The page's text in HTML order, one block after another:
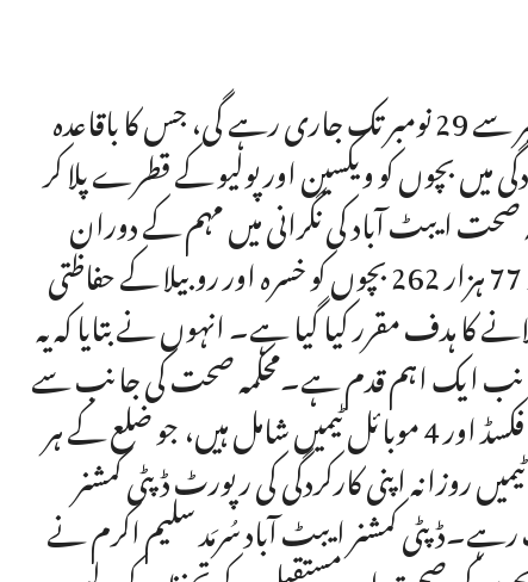
ایبٹ آباد میں خسرہ اور روبیلا سے بچاؤ کی قومی مہم 17 نومبر سے 29 نومبر تک جاری رہے گی، جس کا باقاعدہ
میں بچوں کو ویکسین اور پولیو کے قطرے پلا کر
صحت ایبٹ آباد کی نگرانی میں مہم کے دوران
ضلع کی 53 یونین کونسلز میں 6 ماہ سے 5 سال تک کے 1 لاکھ 77 ہزار 262 بچوں کو خسرہ اور روبیلا کے حفاظتی
کے قطرے پلانے کا ہدف مقرر کیا گیا ہے۔ انہوں نے بتایا کہ یہ
ایک اہم قدم ہے۔محکمہ صحت کی جانب سے
202 ٹیمیں تشکیل دی گئی ہیں جن میں 153 آؤٹ ریچ، 45 فکسڈ اور 4 موبائل ٹیمیں شامل ہیں، جو ضلع کے ہر
روزانہ اپنی کارکردگی کی رپورٹ ڈپٹی کمشنر
رہے۔ڈپٹی کمشنر ایبٹ آباد سُرمَد سلیم اکرم نے